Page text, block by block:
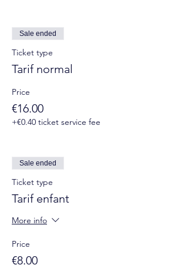
Sale ended
Ticket type
Tarif normal
Price
€16.00
+€0.40 ticket service fee
Sale ended
Ticket type
Tarif enfant
More info
Price
€8.00